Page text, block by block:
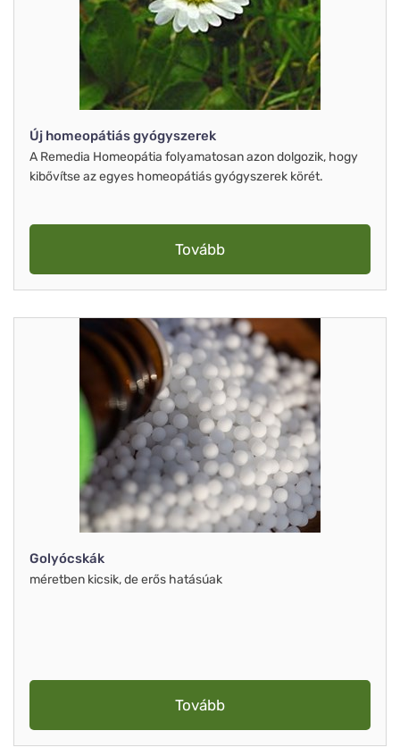
Új homeopátiás gyógyszerek
A Remedia Homeopátia folyamatosan azon dolgozik, hogy
kibővítse az egyes homeopátiás gyógyszerek körét.
Tovább
Golyócskák
méretben kicsik, de erős hatásúak
Tovább